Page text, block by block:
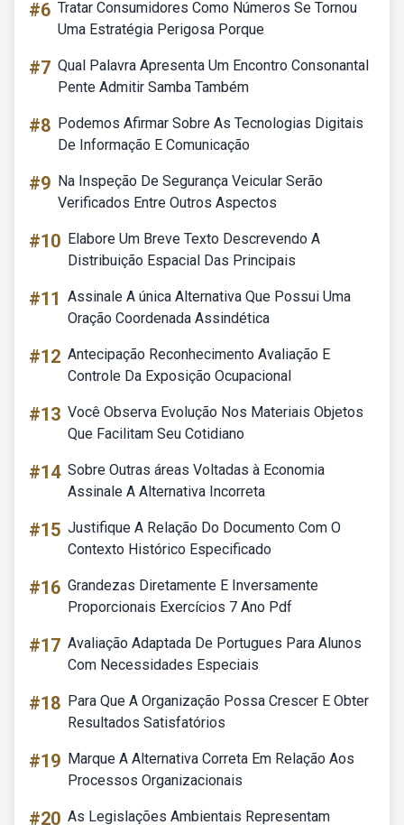
#6 Tratar Consumidores Como Números Se Tornou
Uma Estratégia Perigosa Porque
#7 Qual Palavra Apresenta Um Encontro Consonantal
Pente Admitir Samba Também
#8 Podemos Afirmar Sobre As Tecnologias Digitais
De Informação E Comunicação
#9 Na Inspeção De Segurança Veicular Serão
Verificados Entre Outros Aspectos
#10 Elabore Um Breve Texto Descrevendo A
Distribuição Espacial Das Principais
#11 Assinale A única Alternativa Que Possui Uma
Oração Coordenada Assindética
#12 Antecipação Reconhecimento Avaliação E
Controle Da Exposição Ocupacional
#13 Você Observa Evolução Nos Materiais Objetos
Que Facilitam Seu Cotidiano
#14 Sobre Outras áreas Voltadas à Economia
Assinale A Alternativa Incorreta
#15 Justifique A Relação Do Documento Com O
Contexto Histórico Especificado
#16 Grandezas Diretamente E Inversamente
Proporcionais Exercícios 7 Ano Pdf
#17 Avaliação Adaptada De Portugues Para Alunos
Com Necessidades Especiais
#18 Para Que A Organização Possa Crescer E Obter
Resultados Satisfatórios
#19 Marque A Alternativa Correta Em Relação Aos
Processos Organizacionais
#20 As Legislações Ambientais Representam